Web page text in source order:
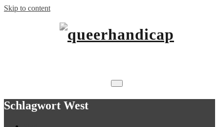
Skip to content
queerhandicap
Schlagwort West